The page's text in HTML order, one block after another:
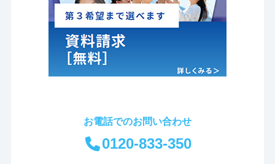
お電話でのお問い合わせ
0120-833-350